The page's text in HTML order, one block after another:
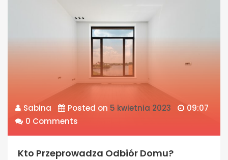
Sabina Posted on 5 kwietnia 2023
09:07
0 Comments
Kto Przeprowadza Odbiór Domu?